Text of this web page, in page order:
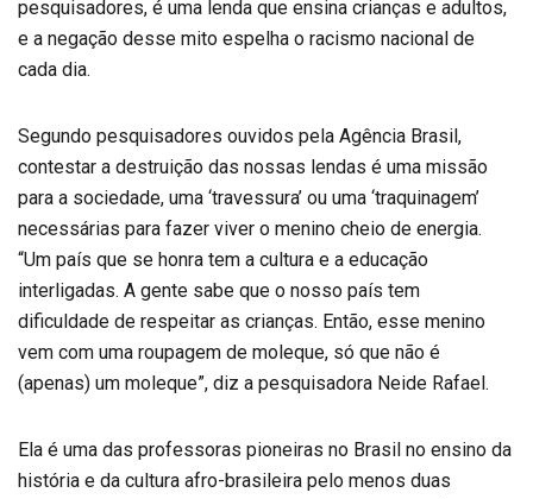
pesquisadores, é uma lenda que ensina crianças e adultos,
e a negação desse mito espelha o racismo nacional de
cada dia.
Segundo pesquisadores ouvidos pela Agência Brasil,
contestar a destruição das nossas lendas é uma missão
para a sociedade, uma ‘travessura’ ou uma ‘traquinagem’
necessárias para fazer viver o menino cheio de energia.
“Um país que se honra tem a cultura e a educação
interligadas. A gente sabe que o nosso país tem
dificuldade de respeitar as crianças. Então, esse menino
vem com uma roupagem de moleque, só que não é
(apenas) um moleque”, diz a pesquisadora Neide Rafael.
Ela é uma das professoras pioneiras no Brasil no ensino da
história e da cultura afro-brasileira pelo menos duas